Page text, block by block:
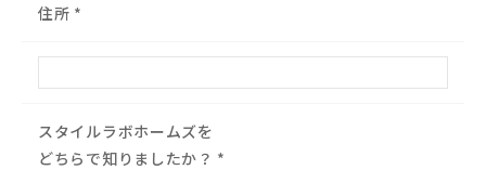
住所 *
スタイルラボホームズを
どちらで知りましたか？ *